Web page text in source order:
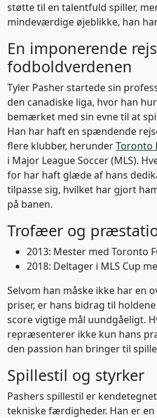
støtte til en talentfuld spiller,
mindeværdige øjeblikke, han
En imponerende
fodboldverdenen
Tyler Pasher startede sin
den canadiske liga, hvor han
bemærket med sin evne til at
Han har haft en spændende
flere klubber, herunderToronto
i Major League Soccer (MLS).
for har haft glæde af hans
tilpasse sig, hvilket har gjort
på banen.
Trofæer og
2013: Mester med Toronto
2018: Deltager i MLS Cup
Selvom han måske ikke har en
priser, er hans bidrag til
score vigtige mål uundgåeligt.
repræsenterer ikke kun hans
den passion han bringer til
Spillestil og styrker
Pashers spillestil er
tekniske færdigheder. Han er